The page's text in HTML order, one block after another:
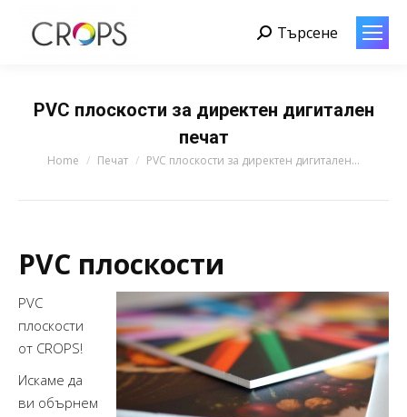
Search:
Търсене
PVC плоскости за директен дигитален
печат
You are here:
Home Печат PVC плоскости за директен дигитален…
PVC плоскости
PVC
плоскости
от CROPS!
Искаме да
ви обърнем